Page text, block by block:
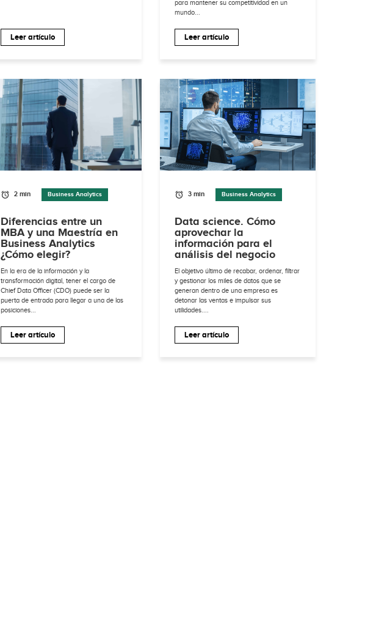
Leer artículo
para mantener su competitividad en un
mundo...
Leer artículo
2 min Business Analytics
Diferencias entre un
MBA y una Maestría en
Business Analytics
¿Cómo elegir?
En la era de la información y la
transformación digital, tener el cargo de
Chief Data Officer (CDO) puede ser la
puerta de entrada para llegar a una de las
posiciones...
Leer artículo
3 min Business Analytics
Data science. Cómo
aprovechar la
información para el
análisis del negocio
El objetivo último de recabar, ordenar, filtrar
y gestionar los miles de datos que se
generan dentro de una empresa es
detonar las ventas e impulsar sus
utilidades....
Leer artículo